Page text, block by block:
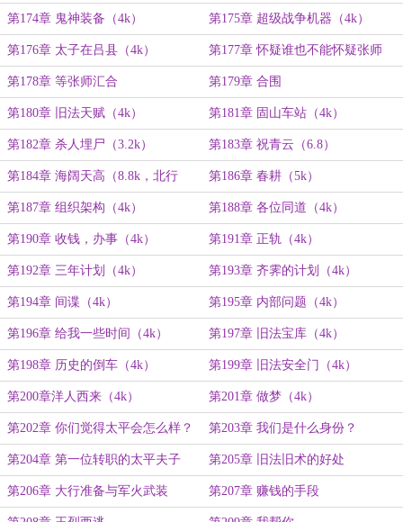
第174章 鬼神装备（4k） 第175章 超级战争机器（4k）
第176章 太子在吕县（4k） 第177章 怀疑谁也不能怀疑张师
第178章 等张师汇合 第179章 合围
第180章 旧法天赋（4k） 第181章 固山车站（4k）
第182章 杀人埋尸（3.2k） 第183章 祝青云（6.8）
第184章 海阔天高（8.8k，北行
完）
第186章 春耕（5k）
第187章 组织架构（4k） 第188章 各位同道（4k）
第190章 收钱，办事（4k） 第191章 正轨（4k）
第192章 三年计划（4k） 第193章 齐霁的计划（4k）
第194章 间谍（4k） 第195章 内部问题（4k）
第196章 给我一些时间（4k） 第197章 旧法宝库（4k）
第198章 历史的倒车（4k） 第199章 旧法安全门（4k）
第200章洋人西来（4k） 第201章 做梦（4k）
第202章 你们觉得太平会怎么样？ 第203章 我们是什么身份？
第204章 第一位转职的太平夫子 第205章 旧法旧术的好处
第206章 大行准备与军火武装 第207章 赚钱的手段